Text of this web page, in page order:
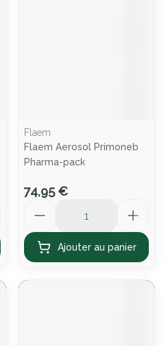
Flaem
Flaem Aerosol Primoneb
Pharma-pack
74,95 €
Ajouter au panier